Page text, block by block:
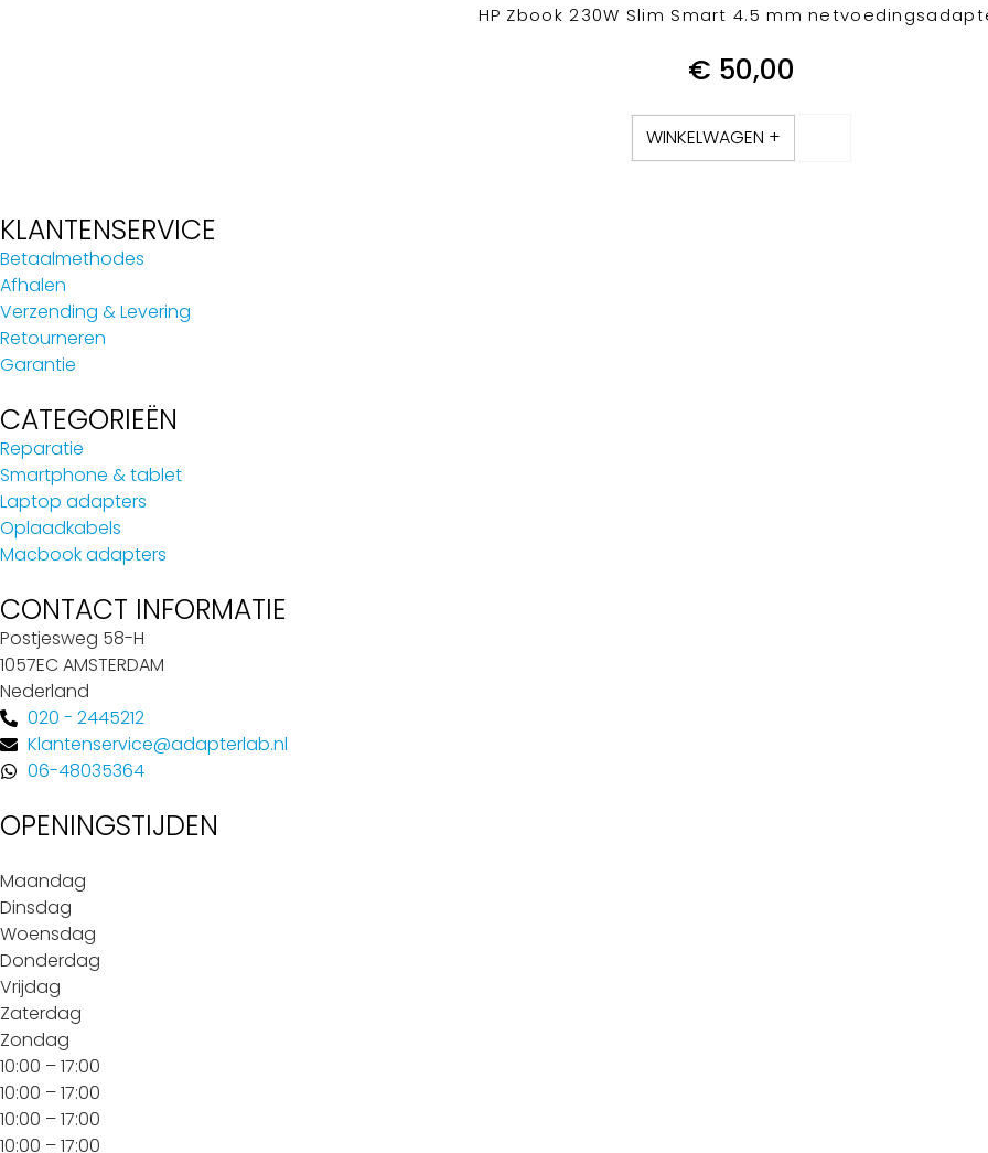
HP Zbook 230W Slim Smart 4.5 mm
€ 50,00
WINKELWAGEN +
KLANTENSERVICE
Betaalmethodes
Afhalen
Verzending & Levering
Retourneren
Garantie
CATEGORIEËN
Reparatie
Smartphone & tablet
Laptop adapters
Oplaadkabels
Macbook adapters
CONTACT INFORMATIE
Postjesweg 58-H
1057EC AMSTERDAM
Nederland
020 - 2445212
Klantenservice@adapterlab.nl
06-48035364
OPENINGSTIJDEN
Maandag
Dinsdag
Woensdag
Donderdag
Vrijdag
Zaterdag
Zondag
10:00 – 17:00
10:00 – 17:00
10:00 – 17:00
10:00 – 17:00